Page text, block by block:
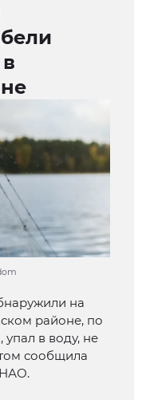
на
районе, по
в воду, не
сообщила